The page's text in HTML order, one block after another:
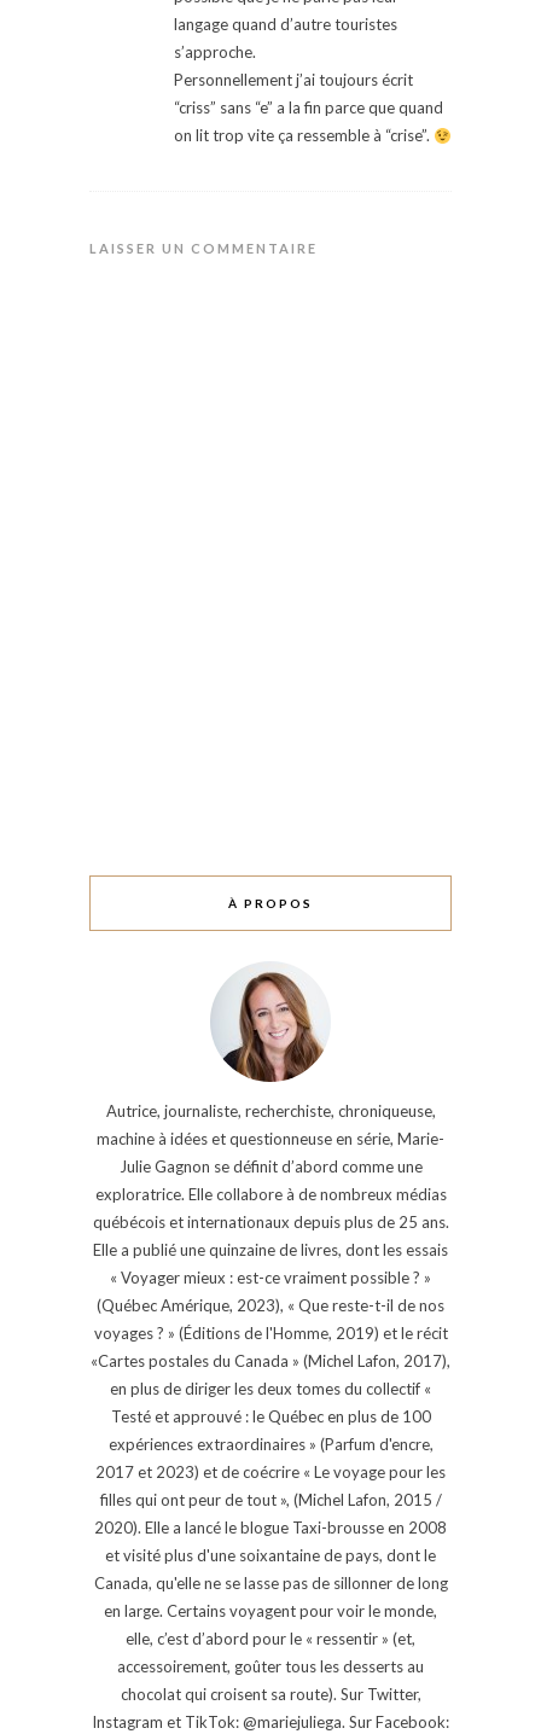
langage quand d’autre touristes
s’approche.
Personnellement j’ai toujours écrit
“criss” sans “e” a la fin parce que quand
on lit trop vite ça ressemble à “crise”.
LAISSER UN COMMENTAIRE
À PROPOS
Autrice, journaliste, recherchiste, chroniqueuse,
machine à idées et questionneuse en série, Marie-
Julie Gagnon se définit d’abord comme une
exploratrice. Elle collabore à de nombreux médias
québécois et internationaux depuis plus de 25 ans.
Elle a publié une quinzaine de livres, dont les essais
« Voyager mieux : est-ce vraiment possible ? »
(Québec Amérique, 2023), « Que reste-t-il de nos
voyages ? » (Éditions de l'Homme, 2019) et le récit
«Cartes postales du Canada » (Michel Lafon, 2017),
en plus de diriger les deux tomes du collectif «
Testé et approuvé : le Québec en plus de 100
expériences extraordinaires » (Parfum d'encre,
2017 et 2023) et de coécrire « Le voyage pour les
filles qui ont peur de tout », (Michel Lafon, 2015 /
2020). Elle a lancé le blogue Taxi-brousse en 2008
et visité plus d'une soixantaine de pays, dont le
Canada, qu'elle ne se lasse pas de sillonner de long
en large. Certains voyagent pour voir le monde,
elle, c’est d’abord pour le « ressentir » (et,
accessoirement, goûter tous les desserts au
chocolat qui croisent sa route). Sur Twitter,
Instagram et TikTok: @mariejuliega. Sur Facebook: